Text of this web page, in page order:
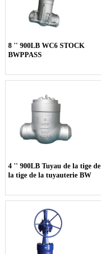
8 '' 900LB WC6 STOCK
BWPPASS
4 '' 900LB Tuyau de la tige de
la tige de la tuyauterie BW